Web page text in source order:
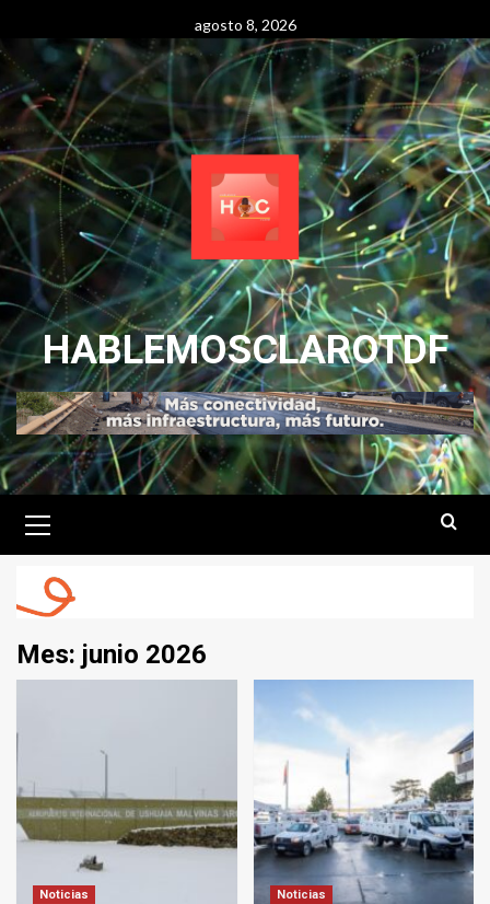
content
agosto 8, 2026
HABLEMOSCLAROTDF
Menu
Mes: junio 2026
Noticias Noticias